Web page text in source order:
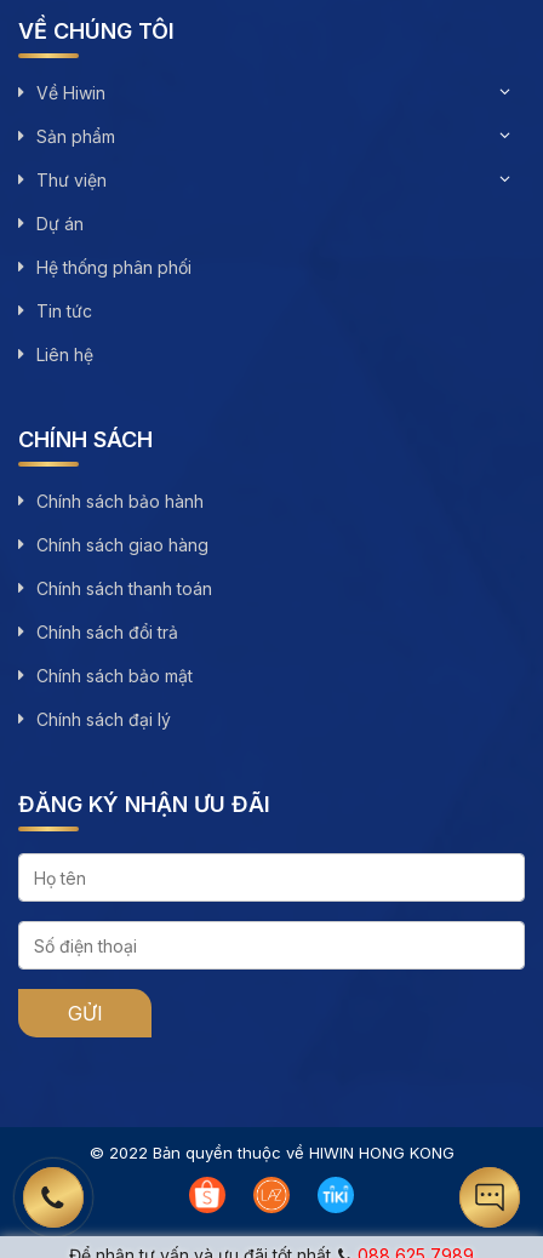
VỀ CHÚNG TÔI
Về Hiwin
Sản phẩm
Thư viện
Dự án
Hệ thống phân phối
Tin tức
Liên hệ
CHÍNH SÁCH
Chính sách bảo hành
Chính sách giao hàng
Chính sách thanh toán
Chính sách đổi trả
Chính sách bảo mật
Chính sách đại lý
ĐĂNG KÝ NHẬN ƯU ĐÃI
© 2022 Bản quyền thuộc về HIWIN HONG KONG